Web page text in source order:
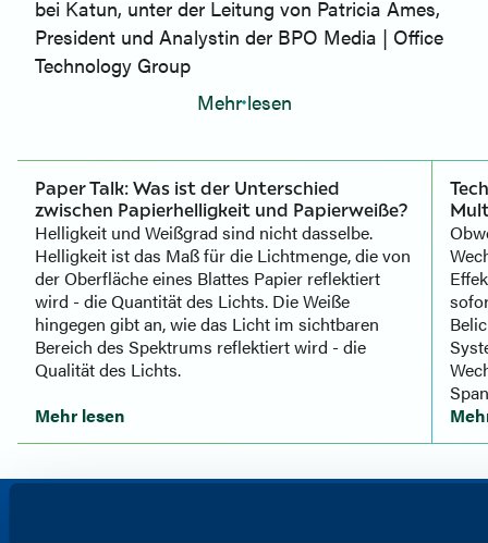
bei Katun, unter der Leitung von Patricia Ames,
President und Analystin der BPO Media | Office
Technology Group
Mehr lesen
Paper Talk: Was ist der Unterschied
zwischen Papierhelligkeit und Papierweiße?
Helligkeit und Weißgrad sind nicht dasselbe.
Helligkeit ist das Maß für die Lichtmenge, die von
der Oberfläche eines Blattes Papier reflektiert
wird - die Quantität des Lichts. Die Weiße
hingegen gibt an, wie das Licht im sichtbaren
Bereich des Spektrums reflektiert wird - die
Qualität des Lichts.
Mehr lesen